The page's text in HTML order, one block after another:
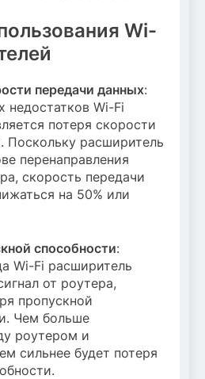
Wi-
передачи данных:
недостатков Wi-Fi
потеря скорости
Поскольку расширитель
перенаправления
скорость передачи
на 50% или
способности:
Wi-Fi расширитель
от роутера,
пропускной
Чем больше
роутером и
сильнее будет потеря